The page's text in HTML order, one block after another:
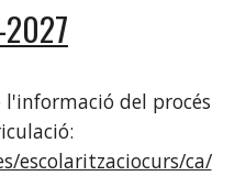
del procés
escolaritzaciocurs/ca/